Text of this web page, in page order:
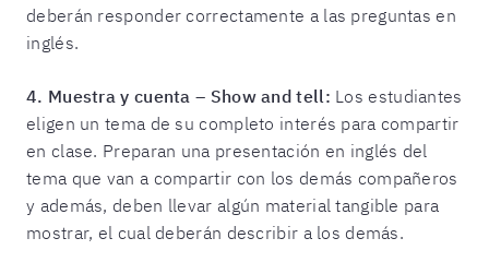
deberán responder correctamente a las preguntas en
inglés.
4. Muestra y cuenta – Show and tell: Los estudiantes
eligen un tema de su completo interés para compartir
en clase. Preparan una presentación en inglés del
tema que van a compartir con los demás compañeros
y además, deben llevar algún material tangible para
mostrar, el cual deberán describir a los demás.